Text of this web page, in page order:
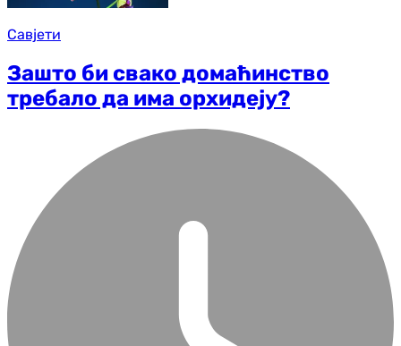
Савјети
Зашто би свако домаћинство
требало да има орхидеју?